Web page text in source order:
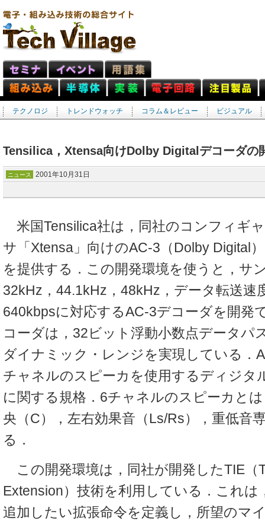
テクノロジ トレンドウォッチ コラム＆レビュー ビジュアル
Tensilica，Xtensa向けDolby Digitalデコーダの
ニュース 2001年10月31日
米国Tensilica社は，同社のコンフィギ
サ「Xtensa」向けのAC-3（Dolby Digital
を提供する．この開発環境を使うと，サ
32kHz，44.1kHz，48kHz，データ転送速
640kbpsに対応するAC-3デコーダを開発
コーダは，32ビット浮動小数点データパ
ダイナミック・レンジを実現している．
チャネルのスピーカを使用するディジタ
に関する規格．6チャネルのスピーカと
央（C），左右効果音（Ls/Rs），重低音
る．
この開発環境は，同社が開発したTIE（
Extension）技術を利用している．これは
追加したい拡張命令を定義し，所望のマ